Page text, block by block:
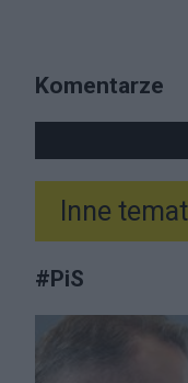
Komentarze
Inne
#PiS